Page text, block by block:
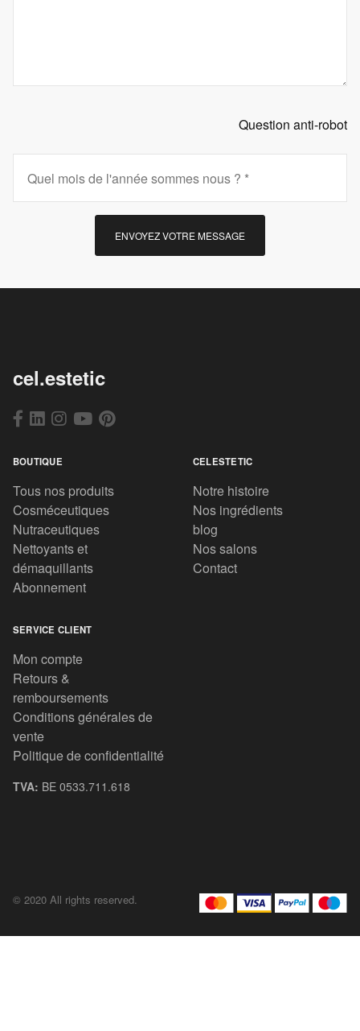
Question anti-robot
ENVOYEZ VOTRE MESSAGE
cel.estetic
BOUTIQUE
Tous nos produits
Cosméceutiques
Nutraceutiques
Nettoyants et
démaquillants
Abonnement
CELESTETIC
Notre histoire
Nos ingrédients
blog
Nos salons
Contact
SERVICE CLIENT
Mon compte
Retours &
remboursements
Conditions générales de
vente
Politique de confidentialité
TVA: BE 0533.711.618
© 2020 All rights reserved.